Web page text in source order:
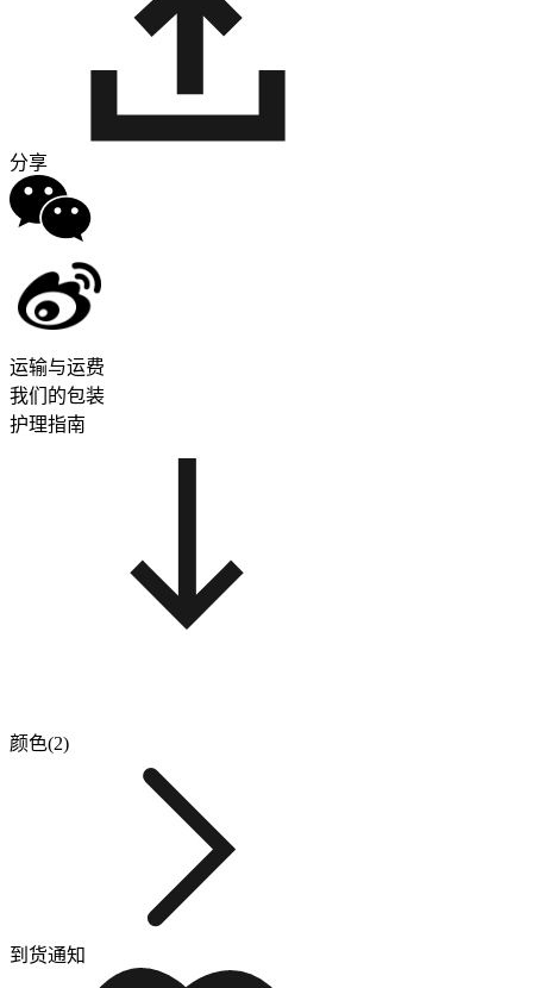
分享
运输与运费
我们的包装
护理指南
颜色(2)
到货通知